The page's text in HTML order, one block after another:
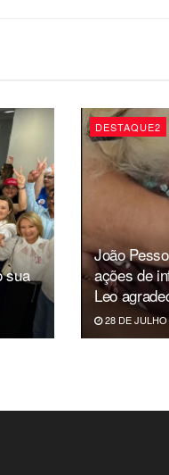
sua
DESTAQUE2
João
ações de
Leo
28 DE JULHO